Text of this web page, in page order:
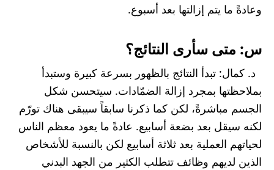
وعادةً ما يتم إزالتها بعد أسبوع.
س: متى سأرى النتائج؟
د. كمال: تبدأ النتائج بالظهور بسرعة كبيرة وستبدأ
بملاحظتها بمجرد إزالة الضمّادات. سيتحسن شكل
الجسم مباشرةً، لكن كما ذكرنا سابقاً سيبقى هناك تورّم
لكنه سيقل بعد بضعة أسابيع. عادةً ما يعود معظم الناس
لحياتهم العملية بعد ثلاثة أسابيع لكن بالنسبة للأشخاص
الذين لديهم وظائف تتطلب الكثير من الجهد البدني